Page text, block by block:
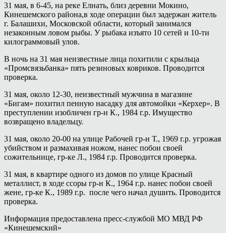
31 мая, в 6-45, на реке Елнать, близ деревни Мокино,
Кинешемского района,в ходе операции был задержан житель
г. Балашихи, Московской области, который занимался
незаконным ловом рыбы. У рыбака изъято 10 сетей и 10-ти
килограммовый улов.
В ночь на 31 мая неизвестные лица похитили с крыльца
«Промсвязьбанка» пять резиновых ковриков. Проводится
проверка.
31 мая, около 12-30, неизвестный мужчина в магазине
«Бигам» похитил пенную насадку для автомойки «Керхер». В
преступлении изобличен гр-н К., 1984 г.р. Имущество
возвращено владельцу.
31 мая, около 20-00 на улице Рабочей гр-н Т., 1969 г.р. угрожая
убийством и размахивая ножом, нанес побои своей
сожительнице, гр-ке Л., 1984 г.р. Проводится проверка.
31 мая, в квартире одного из домов по улице Красный
металлист, в ходе ссоры гр-н К., 1964 г.р. нанес побои своей
жене, гр-ке К., 1989 г.р. после чего начал душить. Проводится
проверка.
Информация предоставлена пресс-службой МО МВД РФ
«Кинешемский»